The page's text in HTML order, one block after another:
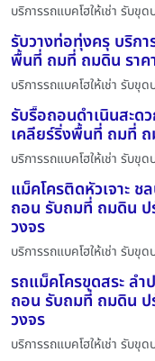
บริการรถแบคโฮให้เช่า รับขุ
รับวางท่อทุ่งครุ บริกา
พื้นที่ ถมที่ ถมดิน ราค
บริการรถแบคโฮให้เช่า รับขุ
รับรื้อถอนดำเนินสะด
เคลียร์ริ่งพื้นที่ ถมที่ ถ
บริการรถแบคโฮให้เช่า รับขุ
แม็คโครติดหัวเจาะ ช
ถอน รับถมที่ ถมดิน
วงจร
บริการรถแบคโฮให้เช่า รับขุ
รถแม็คโครขุดสระ ลำ
ถอน รับถมที่ ถมดิน
วงจร
บริการรถแบคโฮให้เช่า รับขุ